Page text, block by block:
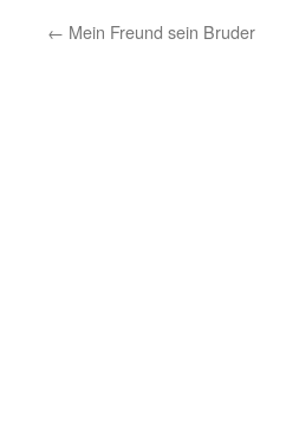
← Mein Freund sein Bruder